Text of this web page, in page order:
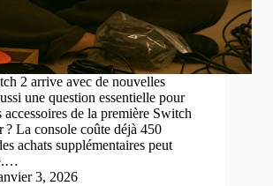
2 arrive avec de nouvelles
une question essentielle pour
accessoires de la première Switch
? La console coûte déjà 450
achats supplémentaires peut
3, 2026